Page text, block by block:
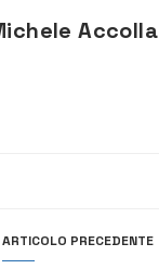
Accolla
ARTICOLO PRECEDENTE